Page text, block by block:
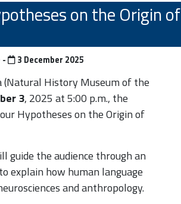
on the Origin of
- 3 December 2025
(Natural History Museum of the
3, 2025 at 5:00 p.m., the
Hypotheses on the Origin of
guide the audience through an
explain how human language
and anthropology.